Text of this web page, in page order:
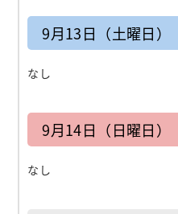
9月13日（土曜日）
なし
9月14日（日曜日）
なし